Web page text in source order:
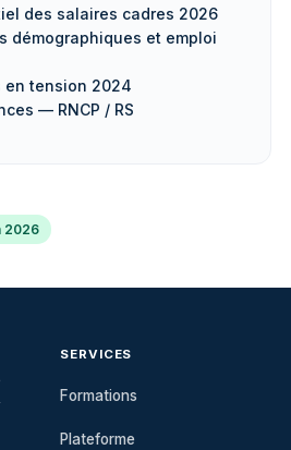
des salaires cadres 2026
démographiques et emploi
en tension 2024
— RNCP / RS
2026
SERVICES
Formations
Plateforme